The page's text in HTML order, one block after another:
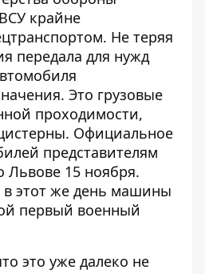
крайне
Не теряя
передала для нужд
Это грузовые
проходимости,
Официальное
представителям
Львове 15 ноября.
в этот же день машины
первый военный
это уже далеко не